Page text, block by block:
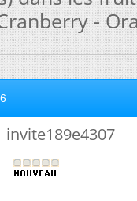
-
invite189e4307